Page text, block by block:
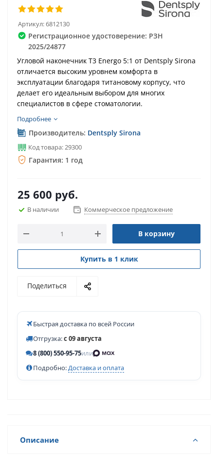
Артикул:6812130
Регистрационное удостоверение: РЗН
2025/24877
Угловой наконечник T3 Energo 5:1 от Dentsply Sirona
отличается высоким уровнем комфорта в
эксплуатации благодаря титановому корпусу, что
делает его идеальным выбором для многих
специалистов в сфере стоматологии.
Подробнее
Производитель: Dentsply Sirona
Код товара: 29300
Гарантия: 1 год
25 600 руб.
В наличии Коммерческое предложение
В корзину
Купить в 1 клик
Поделиться
Быстрая доставка по всей России
Отгрузка:с 09 августа
8 (800) 550-95-75или
Подробно:Доставка и оплата
Описание